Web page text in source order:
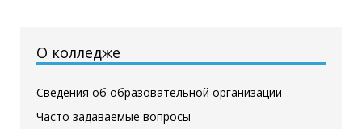
О колледже
Сведения об образовательной организации
Часто задаваемые вопросы